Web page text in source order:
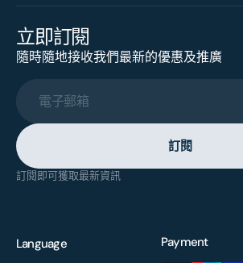
立即訂閱
隨時隨地接收我們最新的優惠及推廣
電子郵箱
訂閱
訂閱即可獲取最新資訊
Language Payment